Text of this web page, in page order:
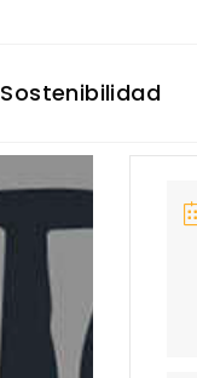
Sostenibilidad